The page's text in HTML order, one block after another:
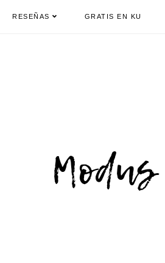
RESEÑAS GRATIS EN KU